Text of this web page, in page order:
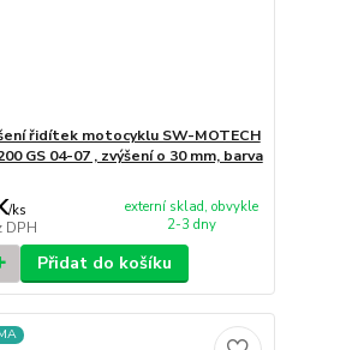
řidítek motocyklu SW-MOTECH
GS 04-07 , zvýšení o 30 mm, barva
/ks
DPH
externí sklad, obvykle
2-3 dny
Přidat do košíku